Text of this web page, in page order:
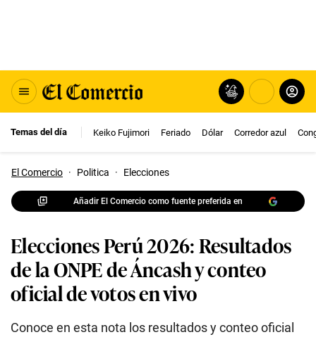
Temas del día Keiko Fujimori Feriado Dólar Corredor azul
El Comercio · Politica · Elecciones
Añadir El Comercio como fuente preferida en
Elecciones Perú 2026: Resultados
de la ONPE de Áncash y conteo
oficial de votos en vivo
Conoce en esta nota los resultados y conteo oficial